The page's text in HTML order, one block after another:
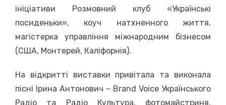
ініціативи Розмовний клуб «Українські
посиденьки», коуч натхненного життя,
магістерка управління міжнародним бізнесом
(США, Монтерей, Каліфорнія).
На відкритті виставки привітала та виконала
пісні Ірина Антонович – Brand Voice Українського
Радіо та Радіо Культура, фотомайстриня,